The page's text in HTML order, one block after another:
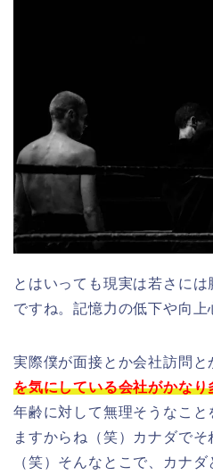
とはいっても現実は若さに
ですね。記憶力の低下や向上
実際僕が面接とか会社訪問と
を気にしている会社がかなり
年齢に対して無理そうなこと
ますからね（笑）カナダで
（笑）そんなとこで、カナ